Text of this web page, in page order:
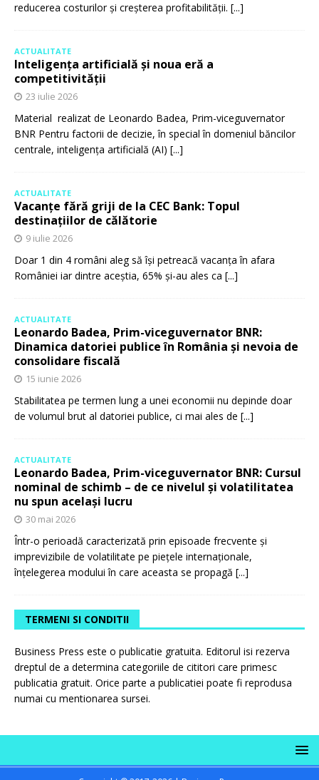
reducerea costurilor și creșterea profitabilității. [...]
ACTUALITATE
Inteligența artificială și noua eră a
competitivității
23 iulie 2026
Material realizat de Leonardo Badea, Prim-viceguvernator
BNR Pentru factorii de decizie, în special în domeniul băncilor
centrale, inteligența artificială (AI) [...]
ACTUALITATE
Vacanțe fără griji de la CEC Bank: Topul
destinațiilor de călătorie
9 iulie 2026
Doar 1 din 4 români aleg să își petreacă vacanța în afara
României iar dintre aceștia, 65% și-au ales ca [...]
ACTUALITATE
Leonardo Badea, Prim-viceguvernator BNR:
Dinamica datoriei publice în România și nevoia de
consolidare fiscală
15 iunie 2026
Stabilitatea pe termen lung a unei economii nu depinde doar
de volumul brut al datoriei publice, ci mai ales de [...]
ACTUALITATE
Leonardo Badea, Prim-viceguvernator BNR: Cursul
nominal de schimb – de ce nivelul și volatilitatea
nu spun același lucru
30 mai 2026
Într-o perioadă caracterizată prin episoade frecvente și
imprevizibile de volatilitate pe piețele internaționale,
înțelegerea modului în care aceasta se propagă [...]
TERMENI SI CONDITII
Business Press este o publicatie gratuita. Editorul isi rezerva
dreptul de a determina categoriile de cititori care primesc
publicatia gratuit. Orice parte a publicatiei poate fi reprodusa
numai cu mentionarea sursei.